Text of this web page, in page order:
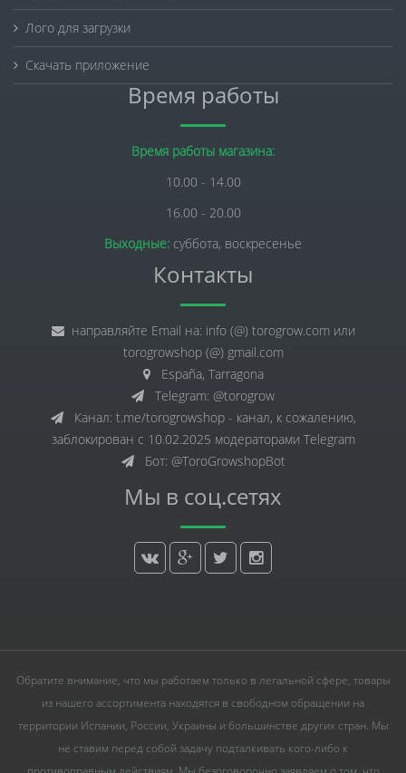
Лого для загрузки
Скачать приложение
Время работы
Время работы магазина:
10.00 - 14.00
16.00 - 20.00
Выходные: суббота, воскресенье
Контакты
направляйте Email на: info (@) torogrow.com или
torogrowshop (@) gmail.com
España, Tarragona
Telegram: @torogrow
Канал: t.me/torogrowshop - канал, к сожалению,
заблокирован с 10.02.2025 модераторами Telegram
Бот: @ToroGrowshopBot
Мы в соц.сетях
Обратите внимание, что мы работаем только в легальной сфере, товары
из нашего ассортимента находятся в свободном обращении на
территории Испании, России, Украины и большинстве других стран. Мы
не ставим перед собой задачу подталкивать кого-либо к